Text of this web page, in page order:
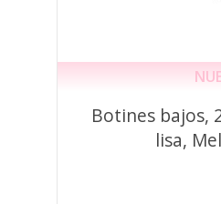
Botines bajos,
lisa,